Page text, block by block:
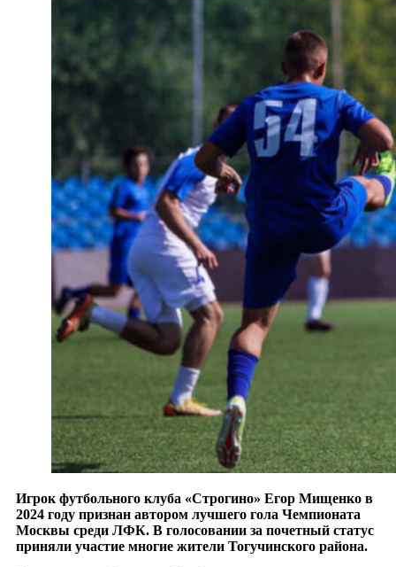
Игрок футбольного клуба «Строгино» Егор Мищенко в
2024 году признан автором лучшего гола Чемпионата
Москвы среди ЛФК. В голосовании за почетный статус
приняли участие многие жители Тогучинского района.